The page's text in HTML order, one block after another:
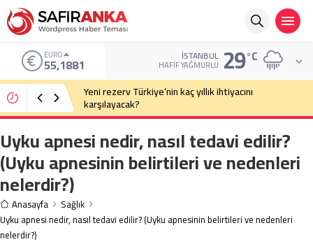
ALTIN
6.660,55 İSTANBUL
HAFIF YAĞMURLU 29°C
Eski Anayasa Mahkemesi Başkanı Yekta Güngör
Özden: Yargıçlar siyasal iktidara güvenerek böyle
kararlar alıyor
Uyku apnesi nedir, nasıl tedavi edilir?
(Uyku apnesinin belirtileri ve nedenleri
nelerdir?)
Anasayfa
Sağlık
Uyku apnesi nedir, nasıl tedavi edilir? (Uyku apnesinin belirtileri ve nedenleri
nelerdir?)